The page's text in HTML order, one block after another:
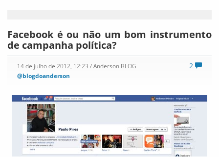
Facebook é ou não um bom instrumento
de campanha política?
2
14 de julho de 2012, 12:23 / Anderson BLOG
@blogdoanderson